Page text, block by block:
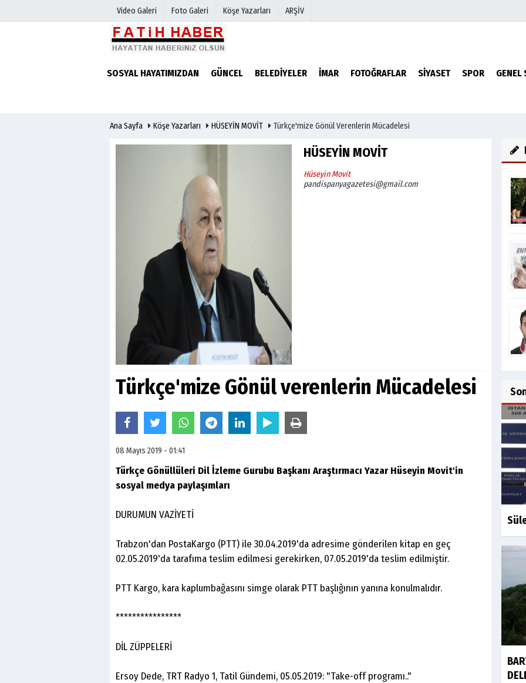
Video Galeri Foto Galeri Köşe Yazarları ARŞİV
SOSYAL HAYATIMIZDAN GÜNCEL BELEDİYELER İMAR FOTOĞRAFLAR SİYASET SPOR GENEL
Biyografiler
Köşe Yazarları
Ana Sayfa Köşe Yazarları HÜSEYİN MOVİT Türkçe'mize Gönül Verenlerin Mücadelesi
HÜSEYİN MOVİT
Hüseyin Movit
pandispanyagazetesi@gmail.com
Türkçe'mize Gönül verenlerin Mücadelesi
08 Mayıs 2019 - 01:41
Türkçe Gönüllüleri Dil İzleme Gurubu Başkanı Araştırmacı Yazar Hüseyin Movit'in
sosyal medya paylaşımları
DURUMUN VAZİYETİ
Trabzon'dan PostaKargo (PTT) ile 30.04.2019'da adresime gönderilen kitap en geç
02.05.2019'da tarafıma teslim edilmesi gerekirken, 07.05.2019'da teslim edilmiştir.
PTT Kargo, kara kaplumbağasını simge olarak PTT başlığının yanına konulmalıdır.
****************
DİL ZÜPPELERİ
Ersoy Dede, TRT Radyo 1, Tatil Gündemi, 05.05.2019: "Take-off programı.."